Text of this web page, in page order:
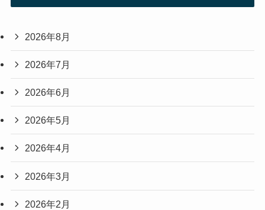
2026年8月
2026年7月
2026年6月
2026年5月
2026年4月
2026年3月
2026年2月